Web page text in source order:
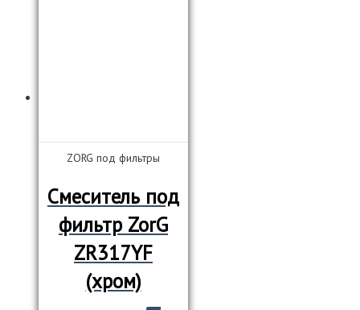
ZORG под фильтры
Смеситель под
фильтр ZorG
ZR317YF
(хром)